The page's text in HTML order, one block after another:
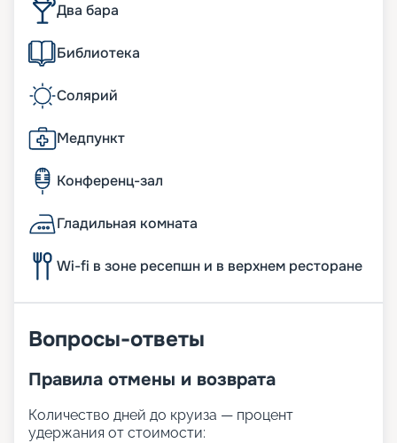
Два бара
Библиотека
Солярий
Медпункт
Конференц-зал
Гладильная комната
Wi-fi в зоне ресепшн и в верхнем ресторане
Вопросы-ответы
Правила отмены и возврата
Количество дней до круиза — процент
удержания от стоимости: